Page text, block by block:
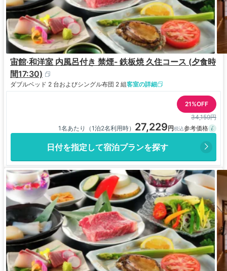
宙館·和洋室 内風呂付き 禁煙- 鉄板焼 久住コース (夕食時
間17:30)
ダブルベッド 2 台およびシングル布団 2 組客室の詳細
21%OFF
34,159円
1名あたり（1泊2名利用時） 27,229
日付を指定して宿泊プランを探す